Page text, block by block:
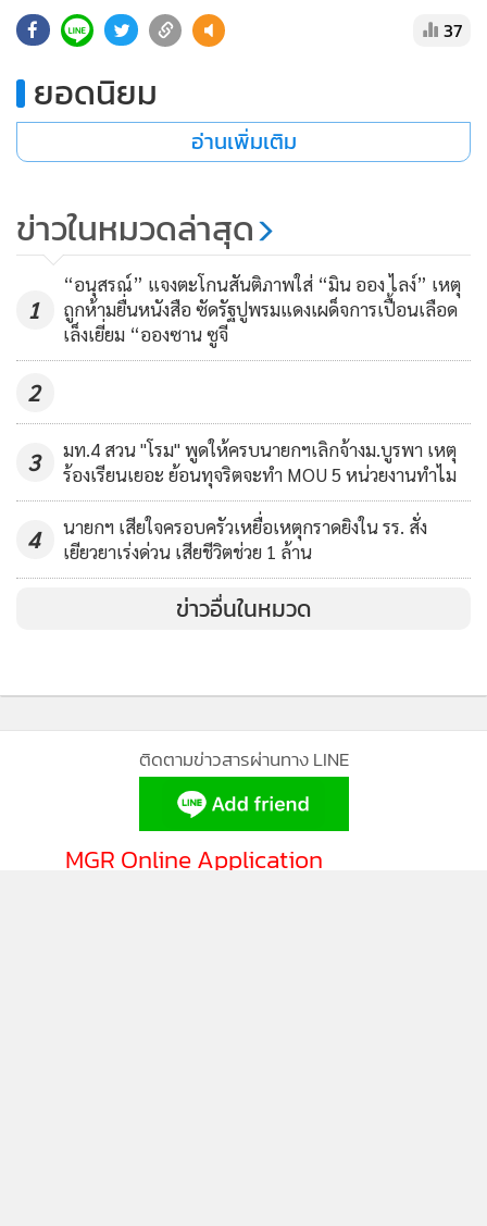
กระบวนการได้มาซึ่ง สว. ให้มีความชอบธรรมทางประชาธิปไตย
ระดับพระราชบัญญัติประกอบรัฐธรรมนูญ เพื่อปรับปรุง
กระบวนการเลือก สว. ให้เป็นตัวแทนของกลุ่มต่างๆ ในสังคมและ
เป็นไปอย่างสุจริตเที่ยงธรรม และระดับระเบียบ เพื่อยกระดับการ
ปฏิบัติหน้าที่ของ กกต. ให้มีประสิทธิภาพ โปร่งใส และตรวจสอบ
37
ยอดนิยม
อ่านเพิ่มเติม
ข่าวในหมวดล่าสุด
1
“อนุสรณ์” แจงตะโกนสันติภาพใส่ “มิน ออง ไลง์” เหตุ
ถูกห้ามยื่นหนังสือ ซัดรัฐปูพรมแดงเผด็จการเปื้อนเลือด
เล็งเยี่ยม “อองซาน ซูจี
2
3
มท.4 สวน "โรม" พูดให้ครบนายกฯเลิกจ้างม.บูรพา เหตุ
ร้องเรียนเยอะ ย้อนทุจริตจะทำ MOU 5 หน่วยงานทำไม
4
นายกฯ เสียใจครอบครัวเหยื่อเหตุกราดยิงใน รร. สั่ง
เยียวยาเร่งด่วน เสียชีวิตช่วย 1 ล้าน
ข่าวอื่นในหมวด
ติดตามข่าวสารผ่านทาง LINE
MGR Online Application
MGR Online ใช้คุกกี้ (Cookies)
MGR Online ใช้คุกกี้ เพื่อจัดการข้อมูลส่วนบุคคลเพื่อนำเสนอ
ประสบการณ์คอนเทนต์ที่ดีที่สุดให้กับผู้อ่านบนเว็บไซต์ และ
เงื่อนไขการใช้งานเว็บไซต์